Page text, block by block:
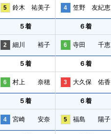
5 鈴木 祐美子 4 笠野 友紀恵
５着
６着
2 細川 裕子 6 寺田 千恵
５着
６着
6 村上 奈穂 3 大久保 佑香
５着
６着
4 宮崎 安奈 5 福島 陽子